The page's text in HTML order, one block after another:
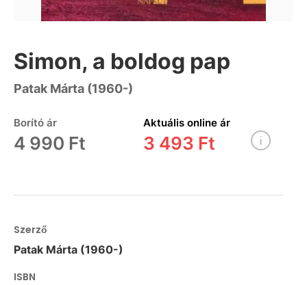
Simon, a boldog pap
Patak Márta (1960-)
Borító ár
4 990 Ft
Aktuális online ár
3 493 Ft
Szerző
Patak Márta (1960-)
ISBN